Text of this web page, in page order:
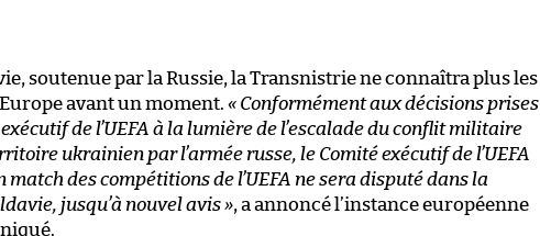
soutenue par la Russie, la Transnistrie ne connaîtra plus les
avant un moment. « Conformément aux décisions prises
de l’UEFA à la lumière de l’escalade du conflit militaire
ukrainien par l’armée russe, le Comité exécutif de l’UEFA
match des compétitions de l’UEFA ne sera disputé dans la
jusqu’à nouvel avis », a annoncé l’instance européenne
.